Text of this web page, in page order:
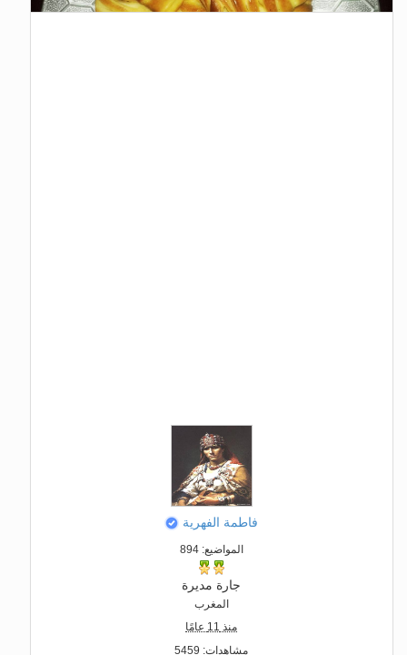
فاطمة الفهرية
المواضيع: 894
جارة مديرة
المغرب
منذ 11 عامًا
مشاهدات: 5459